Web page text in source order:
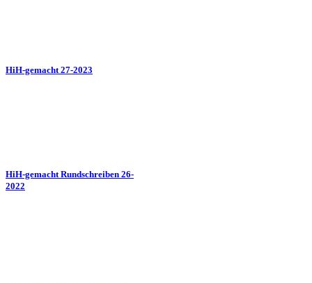
HiH-gemacht 27-2023
HiH-gemacht Rundschreiben 26-
2022